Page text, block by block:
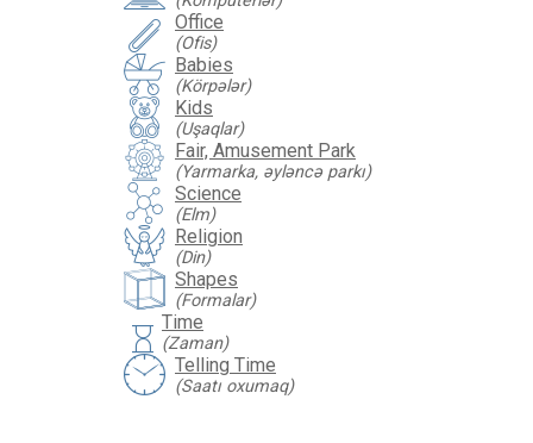
Office
(Ofis)
Babies
(Körpələr)
Kids
(Uşaqlar)
Fair, Amusement Park
(Yarmarka, əyləncə parkı)
Science
(Elm)
Religion
(Din)
Shapes
(Formalar)
hourglass Time
(Zaman)
Telling Time
(Saatı oxumaq)